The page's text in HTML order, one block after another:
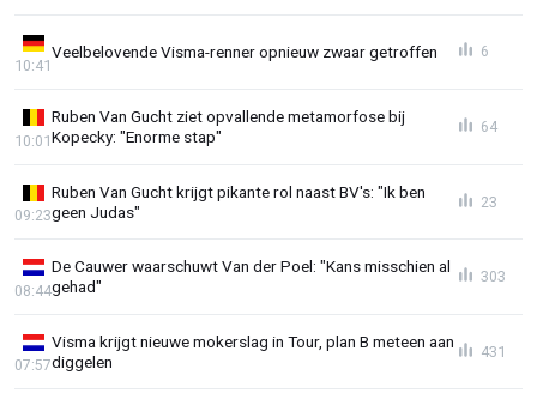
Veelbelovende Visma-renner opnieuw zwaar getroffen
10:41
6
Ruben Van Gucht ziet opvallende metamorfose bij
Kopecky: "Enorme stap"
10:01
64
Ruben Van Gucht krijgt pikante rol naast BV's: "Ik ben
geen Judas"
09:23
23
De Cauwer waarschuwt Van der Poel: "Kans misschien al
gehad"
08:44
303
Visma krijgt nieuwe mokerslag in Tour, plan B meteen aan
diggelen
07:57
431